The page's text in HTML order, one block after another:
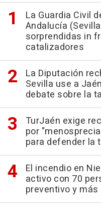
La Guardia Civil
Andalucía
sorprendidas in
catalizadores
La Diputación
Sevilla use a
debate sobre la
TurJaén exige
por
para defender la
El incendio en
activo con 70
preventivo y